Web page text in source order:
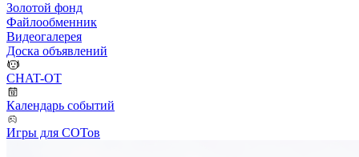
Золотой фонд
Файлообменник
Видеогалерея
Доска объявлений
CHAT-OT
Календарь событий
Игры для СОТов